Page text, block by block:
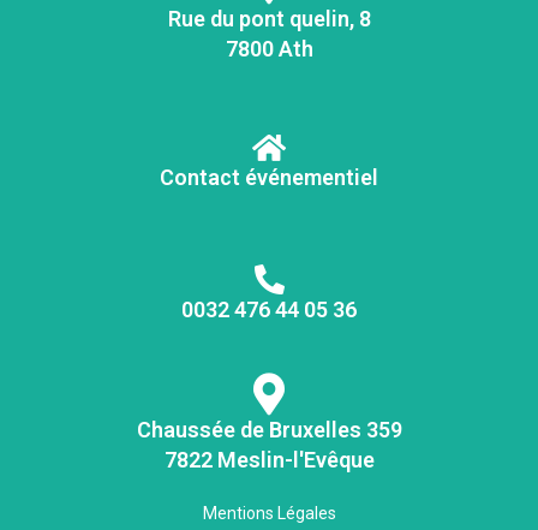
Rue du pont quelin, 8
7800 Ath
Contact événementiel
0032 476 44 05 36
Chaussée de Bruxelles 359
7822 Meslin-l'Evêque
Mentions Légales